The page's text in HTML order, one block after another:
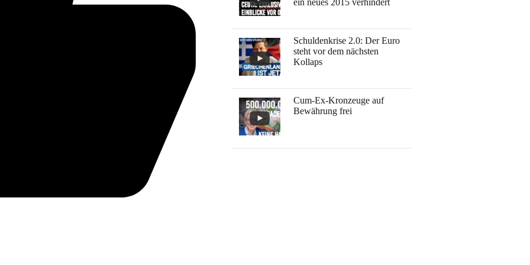
Schuldenkrise 2.0: Der Euro
steht vor dem nächsten
Kollaps
Cum-Ex-Kronzeuge auf
Bewährung frei